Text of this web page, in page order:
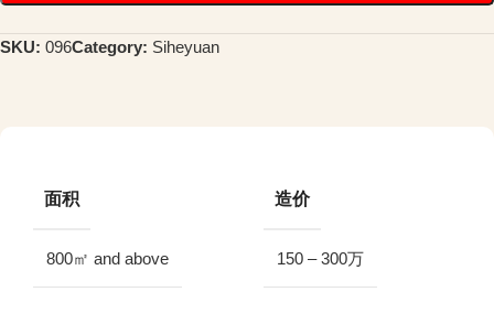
SKU: 096Category: Siheyuan
面积
800㎡ and above
造价
150 – 300万